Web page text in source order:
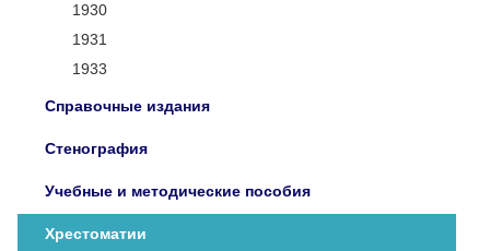
1930
1931
1933
Справочные издания
Стенография
Учебные и методические пособия
Хрестоматии